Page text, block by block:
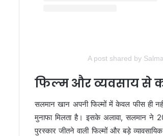
A post shared by
फिल्म और व्यवसाय से
सलमान खान अपनी फिल्मों में केवल फीस ही
मुनाफा मिलता है। इसके अलावा, सलमान ने
पुरस्कार जीतने वाली फिल्मों और बड़े